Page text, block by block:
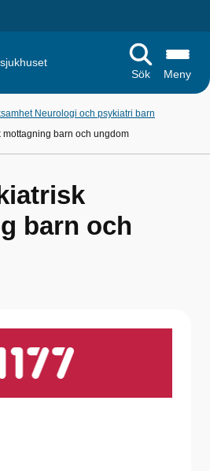
Sök
Meny
Neurologi och psykiatri barn
mottagning barn och ungdom
barn och